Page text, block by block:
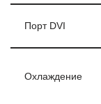
Порт DVI
Охлаждение